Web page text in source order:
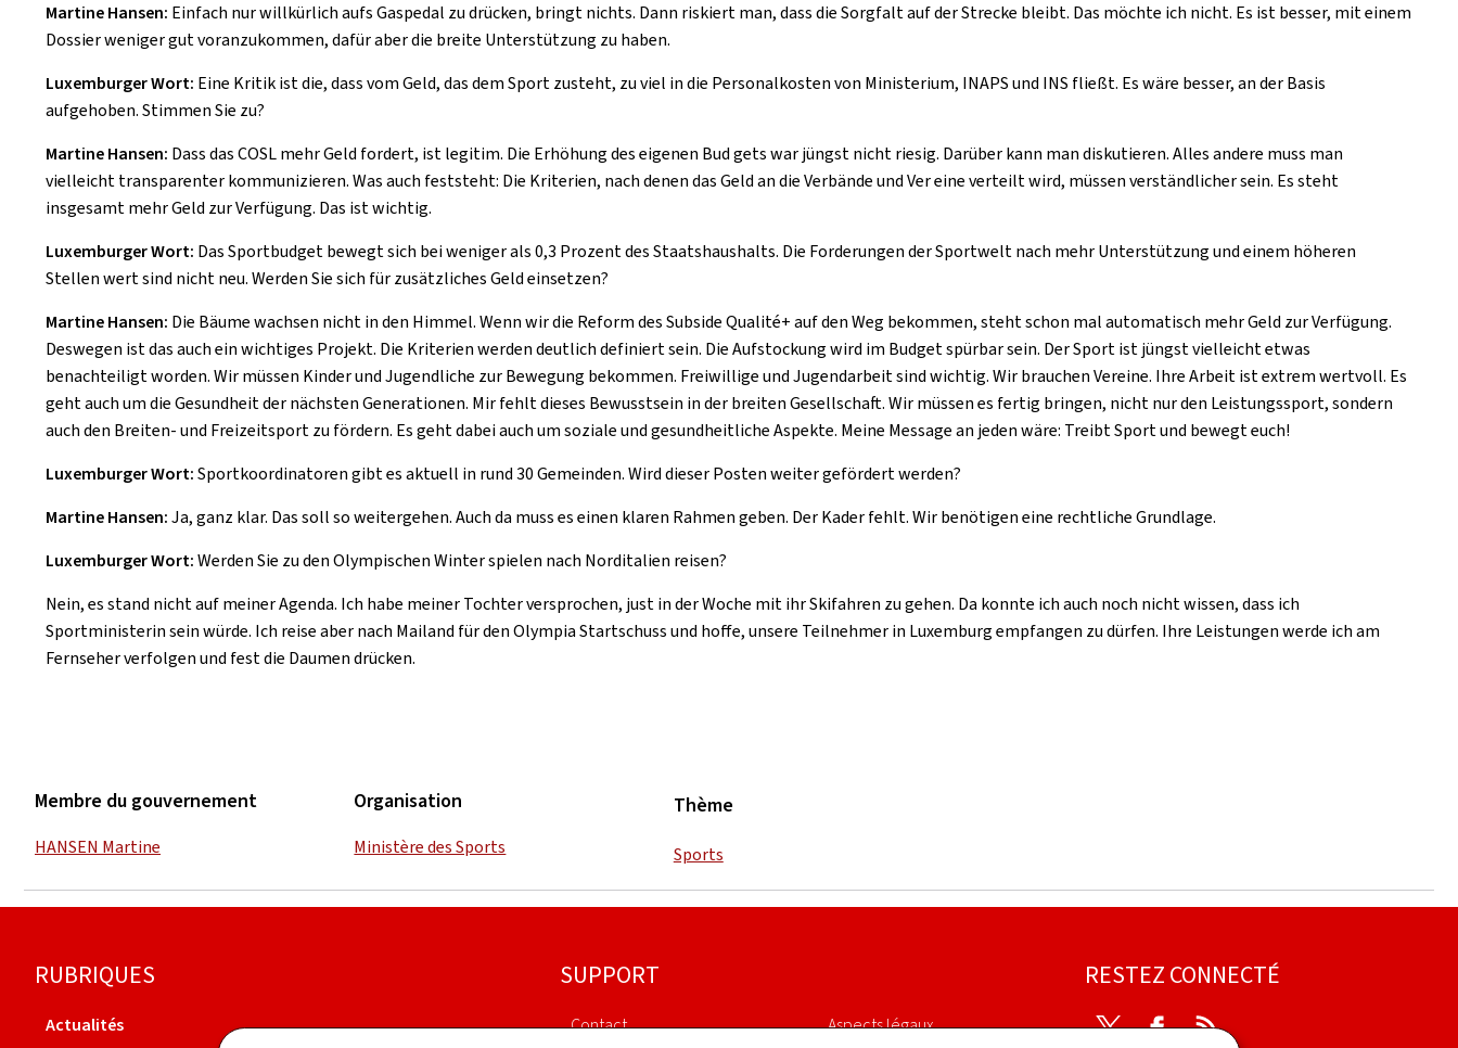
Martine Hansen: Einfach nur willkürlich aufs Gaspedal zu drücken, bringt nichts. Dann riskiert man, dass die Sorgfalt auf der Strecke bleibt. Das möchte ich nicht. Es ist besser, mit einem
Dossier weniger gut voranzukommen, dafür aber die breite Unterstützung zu haben.
Luxemburger Wort: Eine Kritik ist die, dass vom Geld, das dem Sport zusteht, zu viel in die Personalkosten von Ministerium, INAPS und INS fließt. Es wäre besser, an der Basis
aufgehoben. Stimmen Sie zu?
Martine Hansen: Dass das COSL mehr Geld fordert, ist legitim. Die Erhöhung des eigenen Bud gets war jüngst nicht riesig. Darüber kann man diskutieren. Alles andere muss man
vielleicht transparenter kommunizieren. Was auch feststeht: Die Kriterien, nach denen das Geld an die Verbände und Ver eine verteilt wird, müssen verständlicher sein. Es steht
insgesamt mehr Geld zur Verfügung. Das ist wichtig.
Luxemburger Wort: Das Sportbudget bewegt sich bei weniger als 0,3 Prozent des Staatshaushalts. Die Forderungen der Sportwelt nach mehr Unterstützung und einem höheren
Stellen wert sind nicht neu. Werden Sie sich für zusätzliches Geld einsetzen?
Martine Hansen: Die Bäume wachsen nicht in den Himmel. Wenn wir die Reform des Subside Qualité+ auf den Weg bekommen, steht schon mal automatisch mehr Geld zur Verfügung.
Deswegen ist das auch ein wichtiges Projekt. Die Kriterien werden deutlich definiert sein. Die Aufstockung wird im Budget spürbar sein. Der Sport ist jüngst vielleicht etwas
benachteiligt worden. Wir müssen Kinder und Jugendliche zur Bewegung bekommen. Freiwillige und Jugendarbeit sind wichtig. Wir brauchen Vereine. Ihre Arbeit ist extrem wertvoll. Es
geht auch um die Gesundheit der nächsten Generationen. Mir fehlt dieses Bewusstsein in der breiten Gesellschaft. Wir müssen es fertig bringen, nicht nur den Leistungssport, sondern
auch den Breiten- und Freizeitsport zu fördern. Es geht dabei auch um soziale und gesundheitliche Aspekte. Meine Message an jeden wäre: Treibt Sport und bewegt euch!
Luxemburger Wort:Sportkoordinatoren gibt es aktuell in rund 30 Gemeinden. Wird dieser Posten weiter gefördert werden?
Martine Hansen:Ja, ganz klar. Das soll so weitergehen. Auch da muss es einen klaren Rahmen geben. Der Kader fehlt. Wir benötigen eine rechtliche Grundlage.
Luxemburger Wort:Werden Sie zu den Olympischen Winter spielen nach Norditalien reisen?
Nein, es stand nicht auf meiner Agenda. Ich habe meiner Tochter versprochen, just in der Woche mit ihr Skifahren zu gehen. Da konnte ich auch noch nicht wissen, dass ich
Sportministerin sein würde. Ich reise aber nach Mailand für den Olympia Startschuss und hoffe, unsere Teilnehmer in Luxemburg empfangen zu dürfen. Ihre Leistungen werde ich am
Fernseher verfolgen und fest die Daumen drücken.
Membre du gouvernement
HANSEN Martine
Organisation
Ministère des Sports
Thème
Sports
Pied
de
RUBRIQUES
Actualités
SUPPORT
Contact Aspects légaux
RESTEZ CONNECTÉ
TwitterFacebook
RSS